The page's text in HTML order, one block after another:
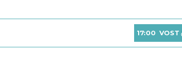
17:00 VOST